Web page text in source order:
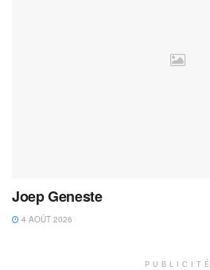
Joep Geneste
4 AOÛT 2026
PUBLICITÉ